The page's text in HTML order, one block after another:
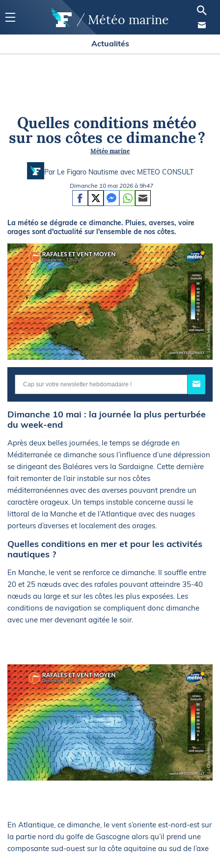
Météo marine
Actualités
Quelles conditions météo
sur nos côtes ce dimanche ?
Météo marine
Par Le Figaro Nautisme avec METEO CONSULT
Dimanche 10 mai 2026 à 9h47
La météo se dégrade ce dimanche. Pluies, averses, voire
orages sont d'actualité sur l'ensemble de nos côtes.
Dimanche 10 mai : la journée la plus perturbée
du week-end
Après deux belles journées, le temps se dégrade en
Méditerranée ce dimanche sous l’influence d’une dépression
se dirigeant des Baléares vers la Sardaigne. Cette dernière
fait remonter de l’air instable sur nos côtes
méditerranéennes avec des averses pouvant prendre un
caractère orageux. Un temps instable concerne aussi le
littoral de la Manche et de l’Atlantique avec des nuages
porteurs d’averses et localement des orages.
Quelles conditions en mer et pour les activités
nautiques ?
En Manche, le vent se renforce ce dimanche. Il souffle entre
20 et 25 nœuds avec des rafales pouvant atteindre 35-40
nœuds au large et sur les côtes les plus exposées. Les
conditions de navigation se compliquent donc dimanche
avec une mer devenant agitée le soir.
En Atlantique, ce dimanche, le vent s’oriente est-nord-est sur
la partie nord du golfe de Gascogne alors qu’il prend une
composante sud-ouest sur la côte aquitaine au sud de l’axe